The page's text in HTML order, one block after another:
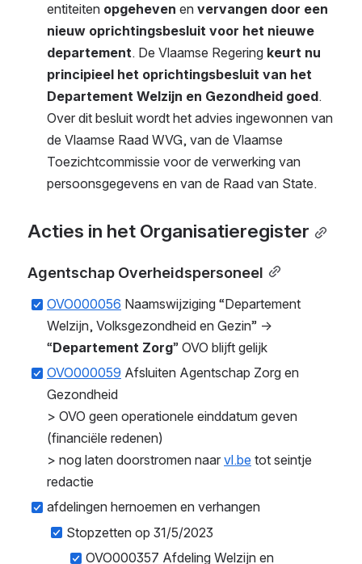
ntiteiten opgeheven en vervangen door een n
ieuw oprichtingsbesluit voor het nieuwe d
epartement . De Vlaamse Regering keurt nu p
rincipieel het oprichtingsbesluit van het D
epartement Welzijn en Gezondheid goed . O
ver dit besluit wordt het advies ingewonnen van d
e Vlaamse Raad WVG, van de Vlaamse T
oezichtcommissie voor de verwerking van p
ersoonsgegevens en van de Raad van State.
Acties in het Organisatieregister
Agentschap Overheidspersoneel
OVO000056 Naamswijziging “Departement
Welzijn, Volksgezondheid en Gezin” →
“Departement Zorg” OVO blijft gelijk
OVO000059 Afsluiten Agentschap Zorg en
Gezondheid
> OVO geen operationele einddatum geven
(financiële redenen)
> nog laten doorstromen naar vl.be tot seintje
redactie
afdelingen hernoemen en verhangen
Stopzetten op 31/5/2023
OVO000357 Afdeling Welzijn en